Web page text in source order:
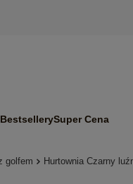
BestsellerySuper Cena
golfem Hurtownia Czarny